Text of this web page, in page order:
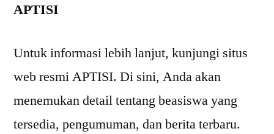
APTISI
Untuk informasi lebih lanjut, kunjungi situs
web resmi APTISI. Di sini, Anda akan
menemukan detail tentang beasiswa yang
tersedia, pengumuman, dan berita terbaru.